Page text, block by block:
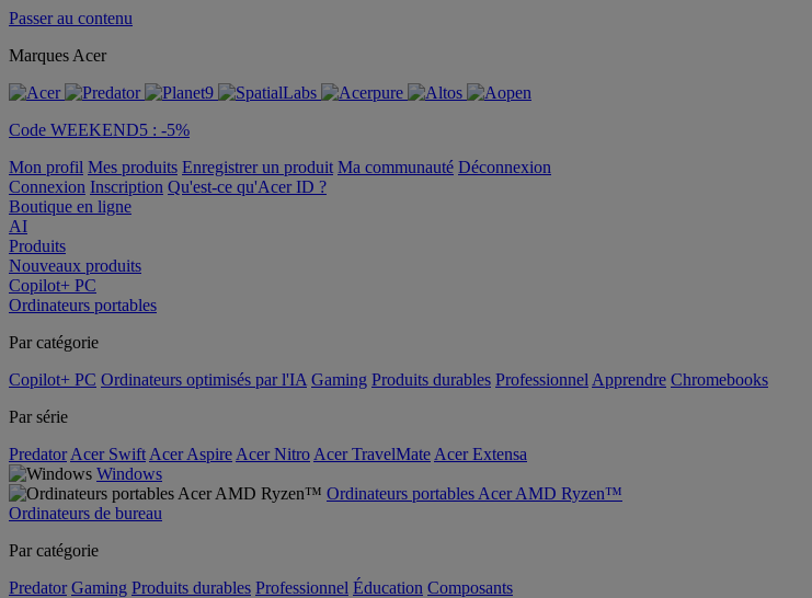
Passer au contenu
Marques Acer
Code WEEKEND5 : -5%
Mon profil Mes produits Enregistrer un produit Ma communauté Déconnexion
Connexion Inscription Qu'est-ce qu'Acer ID ?
Boutique en ligne
AI
Produits
Nouveaux produits
Copilot+ PC
Ordinateurs portables
Par catégorie
Copilot+ PC Ordinateurs optimisés par l'IA Gaming Produits durables Professionnel Apprendre Chromebooks
Par série
Predator Acer Swift Acer Aspire Acer Nitro Acer TravelMate Acer Extensa
Windows
Ordinateurs portables Acer AMD Ryzen™
Ordinateurs de bureau
Par catégorie
Predator Gaming Produits durables Professionnel Éducation Composants